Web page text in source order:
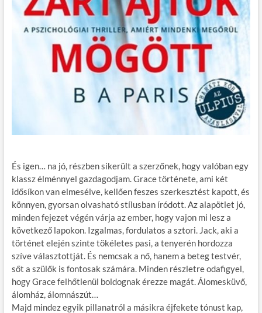
És igen… na jó, részben sikerült a szerzőnek, hogy valóban egy
klassz élménnyel gazdagodjam. Grace története, ami két
idősíkon van elmesélve, kellően feszes szerkesztést kapott, és
könnyen, gyorsan olvasható stílusban íródott. Az alapötlet jó,
minden fejezet végén várja az ember, hogy vajon mi lesz a
következő lapokon. Izgalmas, fordulatos a sztori. Jack, aki a
történet elején szinte tökéletes pasi, a tenyerén hordozza
szíve választottját. És nemcsak a nő, hanem a beteg testvér,
sőt a szülők is fontosak számára. Minden részletre odafigyel,
hogy Grace felhőtlenül boldognak érezze magát. Álomesküvő,
álomház, álomnászút…
Majd mindez egyik pillanatról a másikra éjfekete tónust kap,